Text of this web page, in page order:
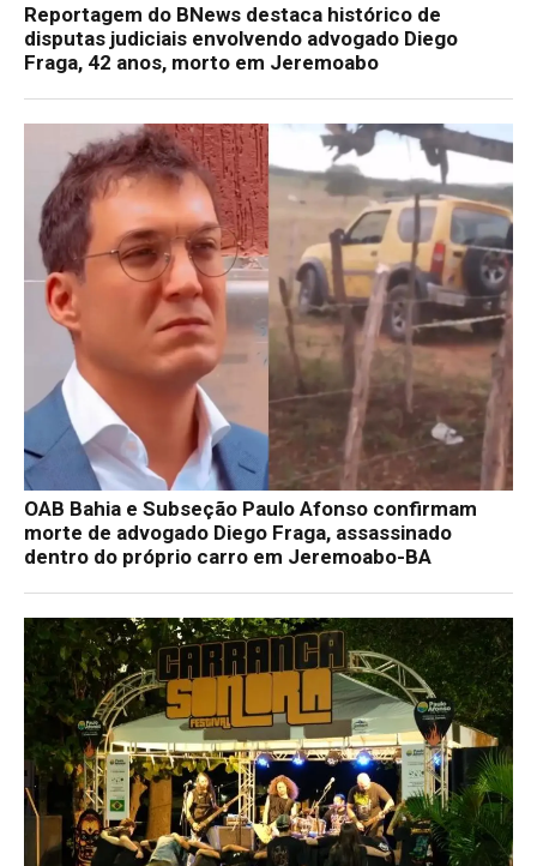
Reportagem do BNews destaca histórico de
disputas judiciais envolvendo advogado Diego
Fraga, 42 anos, morto em Jeremoabo
OAB Bahia e Subseção Paulo Afonso confirmam
morte de advogado Diego Fraga, assassinado
dentro do próprio carro em Jeremoabo-BA